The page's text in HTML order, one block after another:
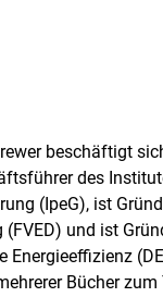
beschäftigt
des
(IpeG), ist
und ist
Bücher